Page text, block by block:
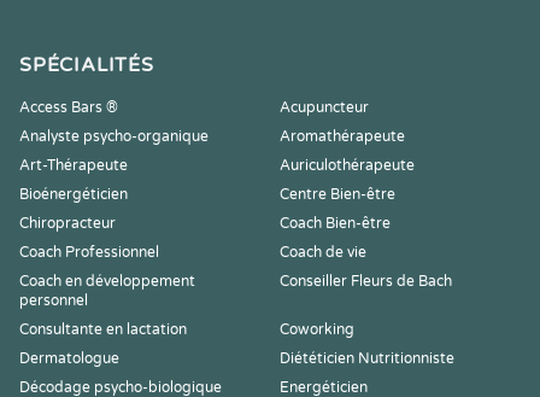
SPÉCIALITÉS
Access Bars ®
Acupuncteur
Analyste psycho-organique
Aromathérapeute
Art-Thérapeute
Auriculothérapeute
Bioénergéticien
Centre Bien-être
Chiropracteur
Coach Bien-être
Coach Professionnel
Coach de vie
Coach en développement
personnel
Conseiller Fleurs de Bach
Consultante en lactation
Coworking
Dermatologue
Diététicien Nutritionniste
Décodage psycho-biologique
Energéticien